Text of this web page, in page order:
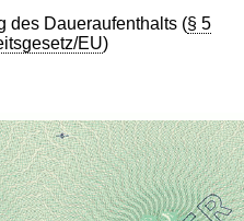
des Daueraufenthalts (§ 5
EU)